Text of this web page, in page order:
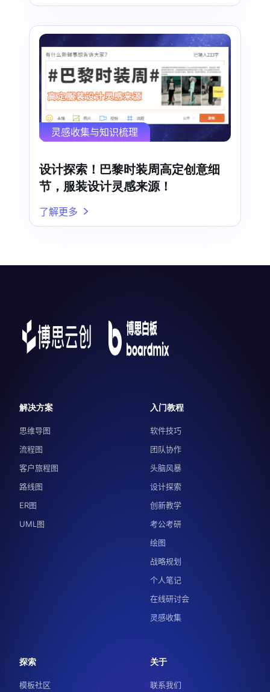
灵感收集与知识梳理
设计探索！巴黎时装周高定创意细
节，服装设计灵感来源！
了解更多
解决方案
思维导图
流程图
客户旅程图
路线图
ER图
UML图
入门教程
软件技巧
团队协作
头脑风暴
设计探索
创新教学
考公考研
绘图
战略规划
个人笔记
在线研讨会
灵感收集
探索
模板社区
关于
联系我们